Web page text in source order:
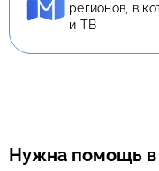
регионов, в
и ТВ
Нужна помощь в